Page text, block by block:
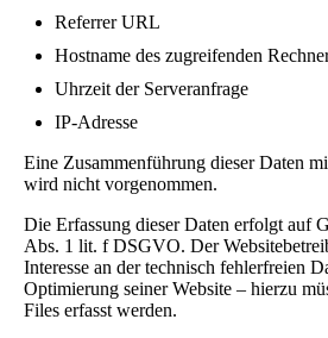
Referrer URL
Hostname des zugreifenden
Uhrzeit der Serveranfrage
IP-Adresse
Eine Zusammenführung dieser Daten
wird nicht vorgenommen.
Die Erfassung dieser Daten erfolgt auf
Abs. 1 lit. f DSGVO. Der
Interesse an der technisch fehlerfreien
Optimierung seiner Website – hierzu
Files erfasst werden.